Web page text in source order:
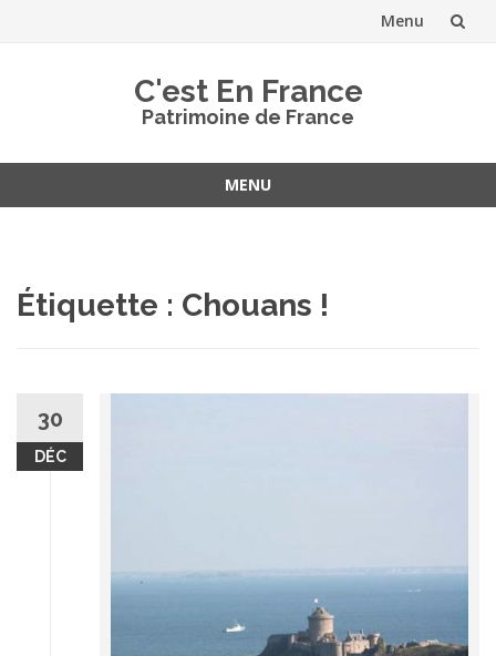
Menu
C'est En France
Patrimoine de France
MENU
Étiquette : Chouans !
30
DÉC